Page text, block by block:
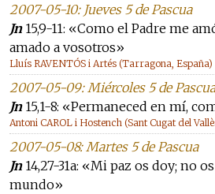
2007-05-10: Jueves 5 de Pascua
Jn15,9-11: «Como el Padre me
amado a vosotros»
Lluís RAVENTÓS i Artés (Tarragona, España)
2007-05-09: Miércoles 5 de Pascua
Jn15,1-8: «Permaneced en mí,
Antoni CAROL i Hostench (Sant Cugat del
2007-05-08: Martes 5 de Pascua
Jn14,27-31a: «Mi paz os doy; no
mundo»